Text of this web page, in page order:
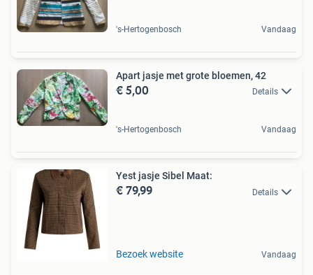
's-Hertogenbosch Vandaag
Apart jasje met grote bloemen, 42
€ 5,00 Details
's-Hertogenbosch Vandaag
Yest jasje Sibel Maat:
€ 79,99 Details
Bezoek website Vandaag